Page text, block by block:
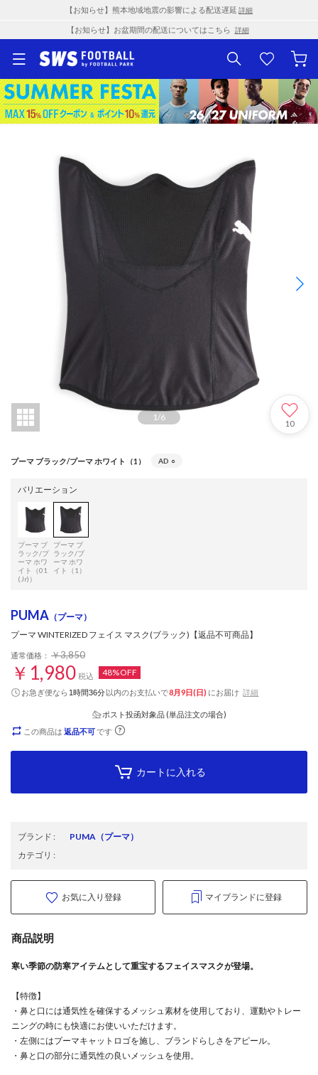
【お知らせ】熊本地域地震の影響による配送遅延 詳細
【お知らせ】お盆期間の配送についてはこちら 詳細
1/6
10
プーマ ブラック/プーマ ホワイト（1） AD ○
バリエーション
プーマ ブ
ラック/プ
ーマ ホワ
イト（01
(Jr)）
プーマ ブ
ラック/プ
ーマ ホワ
イト（1）
PUMA （プーマ）
プーマ WINTERIZED フェイス マスク(ブラック)【返品不可商品】
通常価格： ￥3,850
￥1,980 税込 48%OFF
お急ぎ便なら 1時間36分以内のお支払いで8月9日(日) にお届け 詳細
ポスト投函対象品 (単品注文の場合)
この商品は 返品不可です
カートに入れる
ブランド : PUMA （プーマ）
カテゴリ :
お気に入り登録 マイブランドに登録
商品説明
寒い季節の防寒アイテムとして重宝するフェイスマスクが登場。
【特徴】
・鼻と口には通気性を確保するメッシュ素材を使用しており、運動やトレー
ニングの時にも快適にお使いいただけます。
・左側にはプーマキャットロゴを施し、ブランドらしさをアピール。
・鼻と口の部分に通気性の良いメッシュを使用。